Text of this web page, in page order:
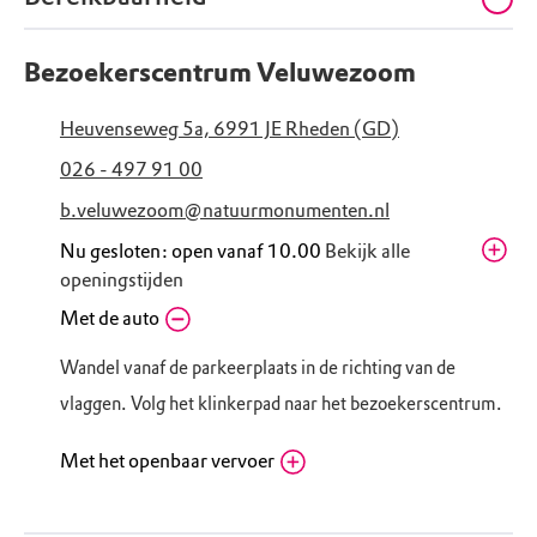
Bezoekerscentrum Veluwezoom
Heuvenseweg 5a, 6991 JE Rheden (GD)
026 - 497 91 00
b.veluwezoom@natuurmonumenten.nl
Nu gesloten: open vanaf 10.00 Bekijk alle
openingstijden
Zaterdag
Zondag 10.00 - 17.00
zomervakantie
zomervakantie
Met de auto
Wandel vanaf de parkeerplaats in de richting van de
vlaggen. Volg het klinkerpad naar het bezoekerscentrum.
Met het openbaar vervoer